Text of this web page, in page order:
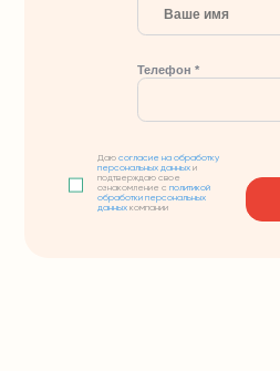
Телефон *
Даюсогласие на обработку
персональных данных и
подтверждаю свое
ознакомление сполитикой
обработки персональных
данных компании